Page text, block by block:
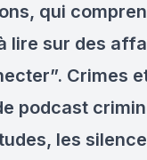
qui
lire sur des
Crimes
podcast
les